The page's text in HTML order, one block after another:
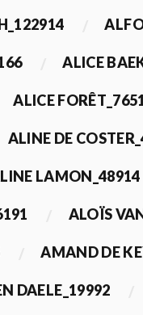
ALICE
ALICE
ALINE DE
LAMON_48914
ALOÏS
AMAND DE
DAELE_19992